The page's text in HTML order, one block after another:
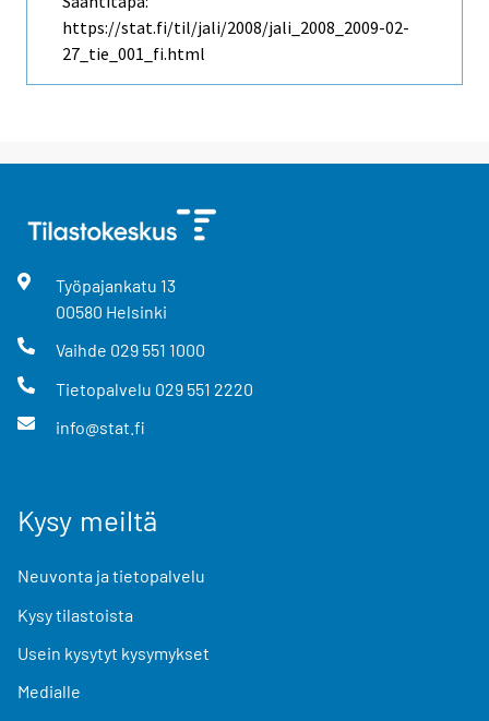
https://stat.fi/til/jali/2008/jali_2008_2009-02-
27_tie_001_fi.html
Työpajankatu 13
00580 Helsinki
Vaihde 029 551 1000
Tietopalvelu 029 551 2220
info@stat.fi
Kysy meiltä
Neuvonta ja tietopalvelu
Kysy tilastoista
Usein kysytyt kysymykset
Medialle